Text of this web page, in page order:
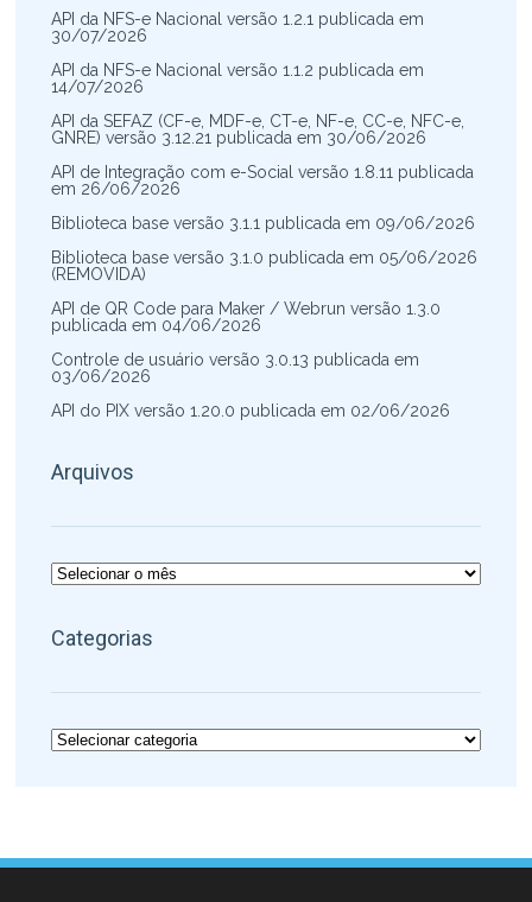
API da NFS-e Nacional versão 1.2.1 publicada em
30/07/2026
API da NFS-e Nacional versão 1.1.2 publicada em
14/07/2026
API da SEFAZ (CF-e, MDF-e, CT-e, NF-e, CC-e, NFC-e,
GNRE) versão 3.12.21 publicada em 30/06/2026
API de Integração com e-Social versão 1.8.11 publicada
em 26/06/2026
Biblioteca base versão 3.1.1 publicada em 09/06/2026
Biblioteca base versão 3.1.0 publicada em 05/06/2026
(REMOVIDA)
API de QR Code para Maker / Webrun versão 1.3.0
publicada em 04/06/2026
Controle de usuário versão 3.0.13 publicada em
03/06/2026
API do PIX versão 1.20.0 publicada em 02/06/2026
Arquivos
Arquivos
Categorias
Categorias